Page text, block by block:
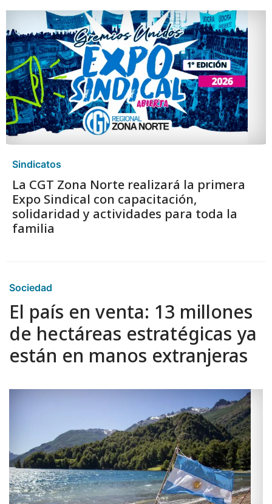
Sindicatos
La CGT Zona Norte realizará la primera
Expo Sindical con capacitación,
solidaridad y actividades para toda la
familia
Sociedad
El país en venta: 13 millones
de hectáreas estratégicas ya
están en manos extranjeras